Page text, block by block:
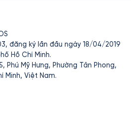
đăng ký lần đầu ngày 18/04/2019
Hồ Chí Minh.
Phú Mỹ Hưng, Phường Tân Phong,
Minh, Việt Nam.